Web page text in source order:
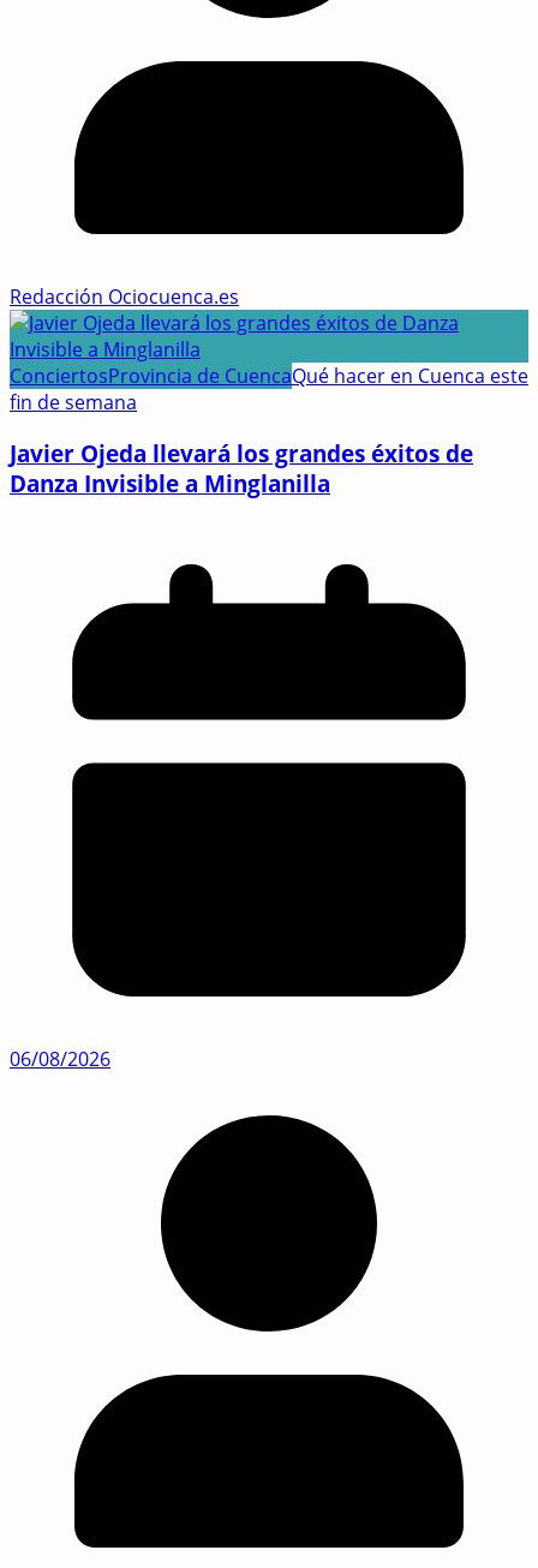
Redacción Ociocuenca.es
ConciertosProvincia de CuencaQué hacer en Cuenca este
fin de semana
Javier Ojeda llevará los grandes éxitos de
Danza Invisible a Minglanilla
06/08/2026